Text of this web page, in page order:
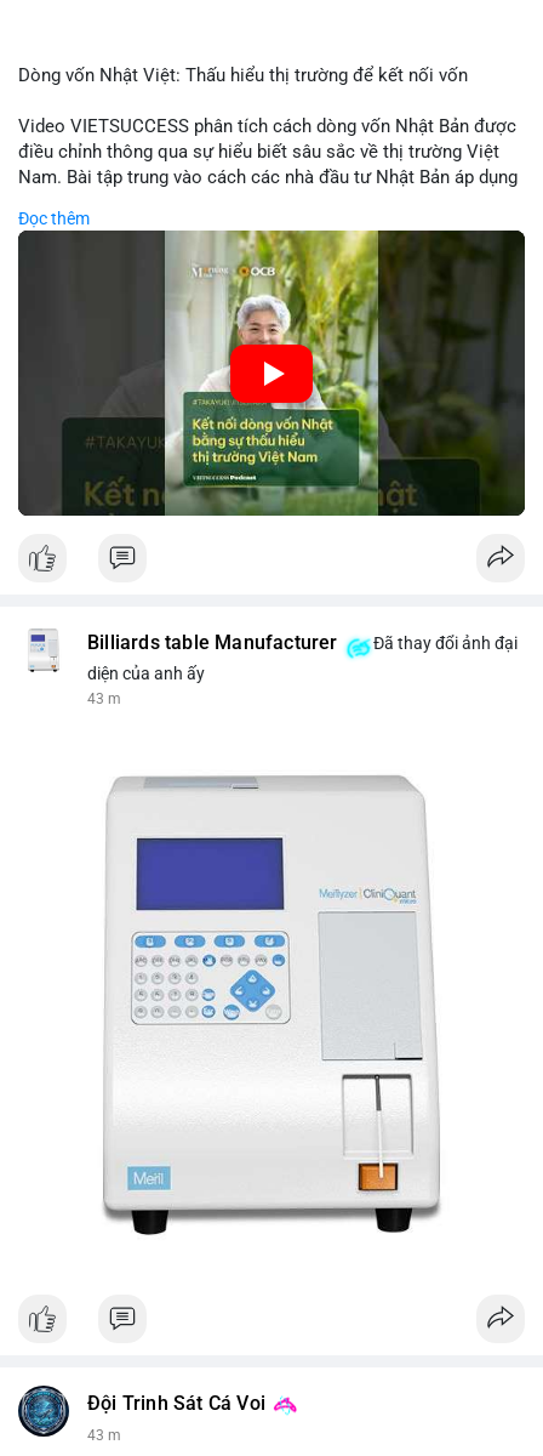
Dòng vốn Nhật Việt: Thấu hiểu thị trường để kết nối vốn
Video VIETSUCCESS phân tích cách dòng vốn Nhật Bản được
điều chỉnh thông qua sự hiểu biết sâu sắc về thị trường Việt
Nam. Bài tập trung vào cách các nhà đầu tư Nhật Bản áp dụng
đầu tư trực tiếp vào doanh nghiệp đến việc giao dịch tài chính.
Kết nối này không chỉ tạo cơ hội tăng trưởng cho Việt Nam mà
còn tạo ra động lực cho thị trường crypto địa phương khi các
nhà đầu tư đa quốc gia tìm kiếm cơ hội đa dạng. Các yếu tố
như chính sách tài chính Việt Nam, xu hướng đầu tư ESG, và
ổn định thị trường sẽ ảnh hưởng trực tiếp đến lưu lượng vốn
nhập khẩu từ Nhật Bản. Bài cũng nhấn mạnh vai trò của thông
tin thị trường chính xác trong việc giảm rủi ro khi kết nối các
thị trường khác nhau.
🎥 Xem video trực tiếp tại:
Đọc thêm
Billiards table Manufacturer
Đã thay đổi ảnh đại
diện của anh ấy
43 m
Đội Trinh Sát Cá Voi
43 m